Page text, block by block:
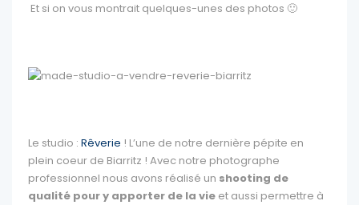
Et si on vous montrait quelques-unes des photos 🙂
Le studio : Rêverie ! L’une de notre dernière pépite en
plein coeur de Biarritz ! Avec notre photographe
professionnel nous avons réalisé un shooting de
qualité pour y apporter de la vie et aussi permettre à